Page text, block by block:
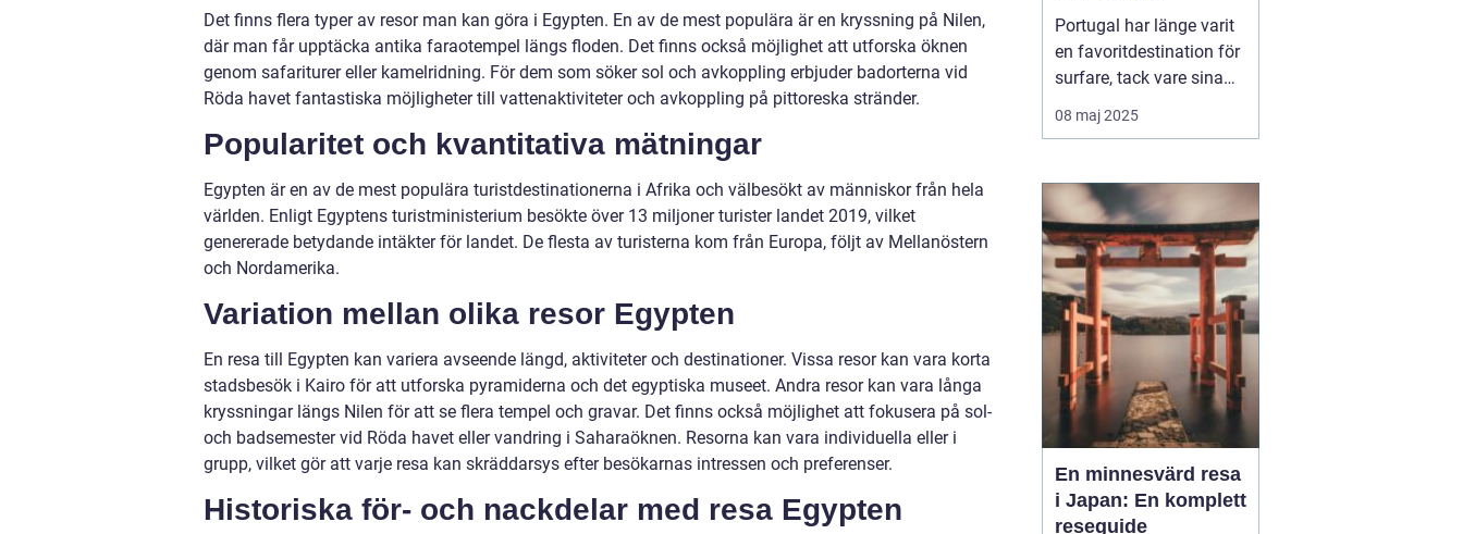
Det finns flera typer av resor man kan göra i Egypten. En av de mest populära är en kryssning på Nilen,
där man får upptäcka antika faraotempel längs floden. Det finns också möjlighet att utforska öknen
genom safariturer eller kamelridning. För dem som söker sol och avkoppling erbjuder badorterna vid
Röda havet fantastiska möjligheter till vattenaktiviteter och avkoppling på pittoreska stränder.
Popularitet och kvantitativa mätningar
Egypten är en av de mest populära turistdestinationerna i Afrika och välbesökt av människor från hela
världen. Enligt Egyptens turistministerium besökte över 13 miljoner turister landet 2019, vilket
genererade betydande intäkter för landet. De flesta av turisterna kom från Europa, följt av Mellanöstern
och Nordamerika.
Variation mellan olika resor Egypten
En resa till Egypten kan variera avseende längd, aktiviteter och destinationer. Vissa resor kan vara korta
stadsbesök i Kairo för att utforska pyramiderna och det egyptiska museet. Andra resor kan vara långa
kryssningar längs Nilen för att se flera tempel och gravar. Det finns också möjlighet att fokusera på sol-
och badsemester vid Röda havet eller vandring i Saharaöknen. Resorna kan vara individuella eller i
grupp, vilket gör att varje resa kan skräddarsys efter besökarnas intressen och preferenser.
Historiska för- och nackdelar med resa Egypten
Portugal har länge varit
en favoritdestination för
surfare, tack vare sina
vidsträckta kuster och
imponerande vågor. En
erbjuder mer än bara
surf...
08 maj 2025
En minnesvärd resa
i Japan: En komplett
reseguide